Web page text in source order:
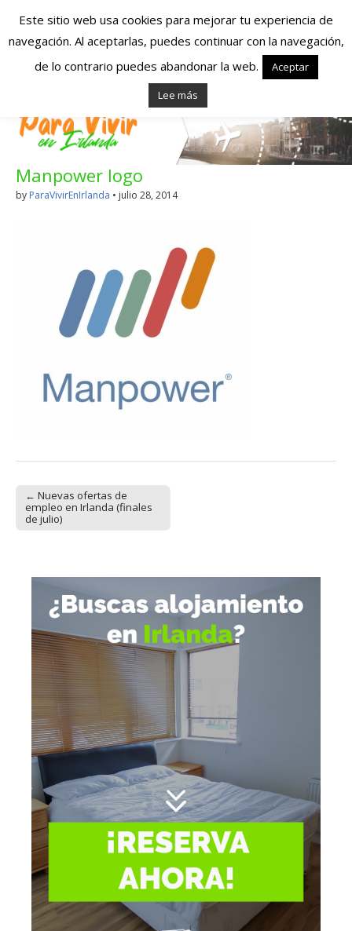
Españoles en
Irlanda – Vivir en
Irlanda – Trabajo
en Irlanda –
Irlanda
Blog dedicado a los que viven, estudian y trabajan en
Manpower logo
by ParaVivirEnIrlanda • julio 28, 2014
Post navigation
← Nuevas ofertas de
empleo en Irlanda (finales
de julio)
Este sitio web usa cookies para mejorar tu experiencia de
navegación. Al aceptarlas, puedes continuar con la navegación,
de lo contrario puedes abandonar la web.
Aceptar
Lee más